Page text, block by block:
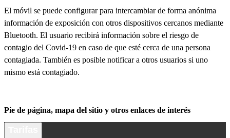
El móvil se puede configurar para intercambiar de forma anónima
información de exposición con otros dispositivos cercanos mediante
Bluetooth. El usuario recibirá información sobre el riesgo de
contagio del Covid-19 en caso de que esté cerca de una persona
contagiada. También es posible notificar a otros usuarios si uno
mismo está contagiado.
Pie de página, mapa del sitio y otros enlaces de interés